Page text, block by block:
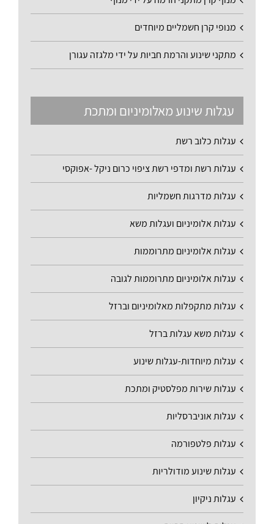
מנופי קרן חשמליים מיוחדים
מתקני שינוע והרמת חביות על ידי מלגזה עגורן
עגלות שינוע מאלומיניום ומתכת
עגלות כלוב רשת
עגלות רשת ומדפי רשת ציפוי כרום ניקל -אפוקסי
עגלות מדרגות חשמליות
עגלות אלומיניום ועגלות משא
עגלות אלומיניום מתרוממות
עגלות אלומיניום מתרוממות לגובה
עגלות מתקפלות מאלומיניום וברזל
עגלות משא עגלות ברזל
עגלות מיוחדות-עגלות שינוע
עגלות שירות מפלסטיק ומתכת
עגלות אוניברסליות
עגלות פלטפורמה
עגלות שינוע מודולריות
עגלות ניקיון